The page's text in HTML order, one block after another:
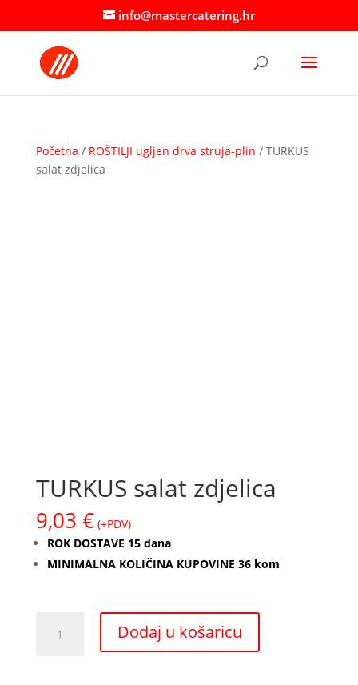
info@mastercatering.hr
Početna / ROŠTILJI ugljen drva struja-plin / TURKUS
salat zdjelica
TURKUS salat zdjelica
9,03 € (+PDV)
ROK DOSTAVE 15 dana
MINIMALNA KOLIČINA KUPOVINE 36 kom
salat
Dodaj u košaricu